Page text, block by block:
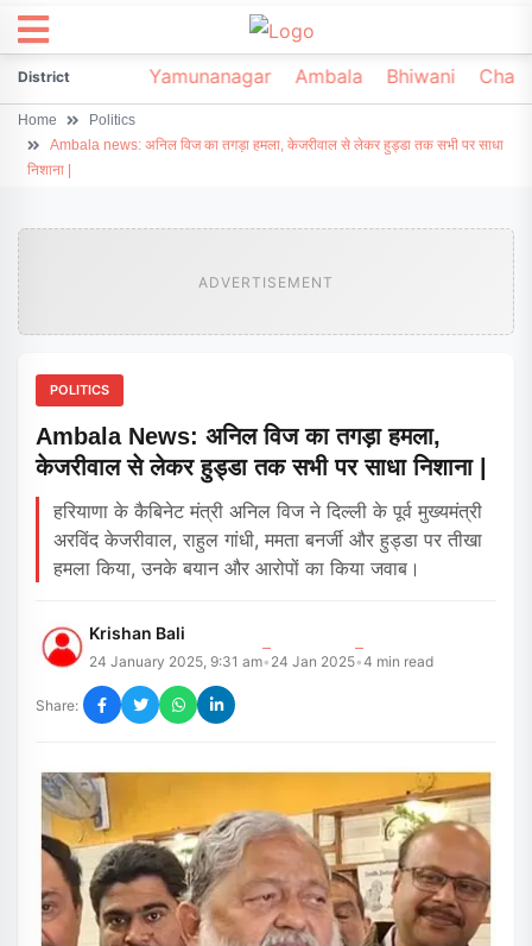
DistrictSonipat Yamunanagar Ambala Bhiwani
Home
Politics
Ambala news: अनिल विज का तगड़ा हमला, केजरीवाल से लेकर हुड्डा तक सभी पर साधा
निशाना |
ADVERTISEMENT
POLITICS
Ambala News: अनिल विज का तगड़ा हमला,
केजरीवाल से लेकर हुड्डा तक सभी पर साधा निशाना |
हरियाणा के कैबिनेट मंत्री अनिल विज ने दिल्ली के पूर्व मुख्यमंत्री
अरविंद केजरीवाल, राहुल गांधी, ममता बनर्जी और हुड्डा पर तीखा
हमला किया, उनके बयान और आरोपों का किया जवाब।
Krishan Bali
24 January 2025, 9:31 am• 24 Jan 2025•4 min read
Share: